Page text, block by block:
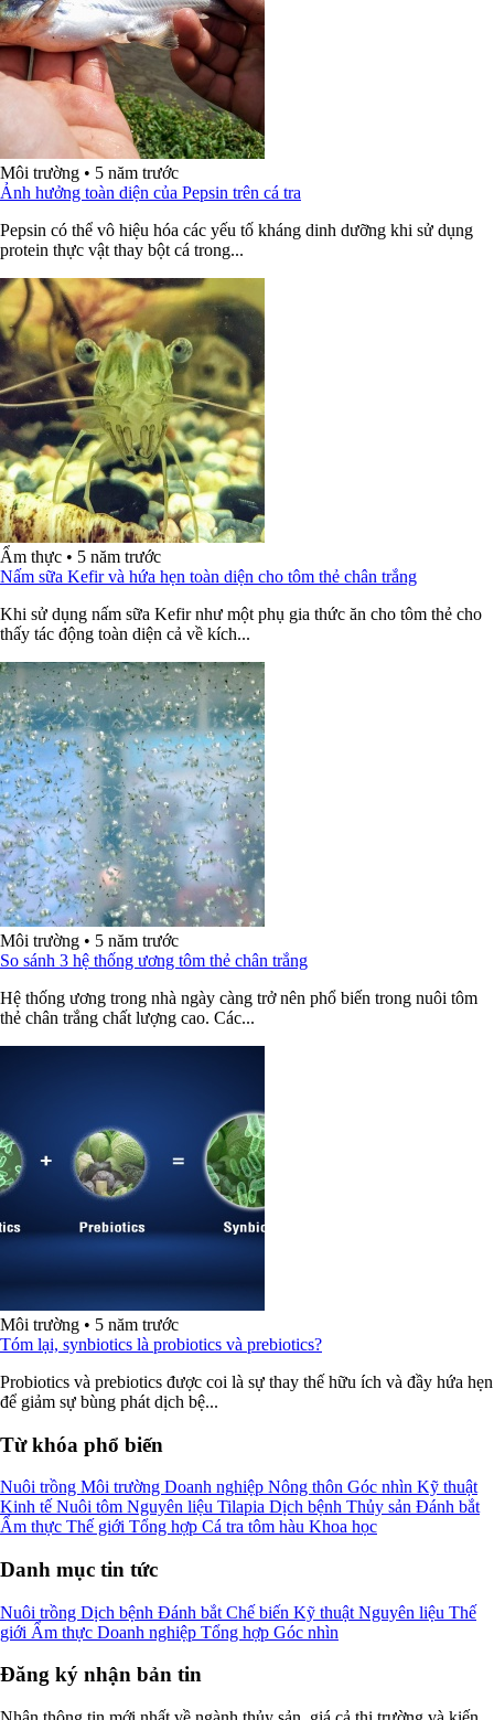
Môi trường • 5 năm trước
Ảnh hưởng toàn diện của Pepsin trên cá tra
Pepsin có thể vô hiệu hóa các yếu tố kháng dinh dưỡng khi sử dụng
protein thực vật thay bột cá trong...
Ẩm thực • 5 năm trước
Nấm sữa Kefir và hứa hẹn toàn diện cho tôm thẻ chân trắng
Khi sử dụng nấm sữa Kefir như một phụ gia thức ăn cho tôm thẻ cho
thấy tác động toàn diện cả về kích...
Môi trường • 5 năm trước
So sánh 3 hệ thống ương tôm thẻ chân trắng
Hệ thống ương trong nhà ngày càng trở nên phổ biến trong nuôi tôm
thẻ chân trắng chất lượng cao. Các...
Môi trường • 5 năm trước
Tóm lại, synbiotics là probiotics và prebiotics?
Probiotics và prebiotics được coi là sự thay thế hữu ích và đầy hứa hẹn
để giảm sự bùng phát dịch bệ...
Từ khóa phổ biến
Nuôi trồng Môi trường Doanh nghiệp Nông thôn Góc nhìn Kỹ thuật
Kinh tế Nuôi tôm Nguyên liệu Tilapia Dịch bệnh Thủy sản Đánh bắt
Ẩm thực Thế giới Tổng hợp Cá tra tôm hàu Khoa học
Danh mục tin tức
Nuôi trồng Dịch bệnh Đánh bắt Chế biến Kỹ thuật Nguyên liệu Thế
giới Ẩm thực Doanh nghiệp Tổng hợp Góc nhìn
Đăng ký nhận bản tin